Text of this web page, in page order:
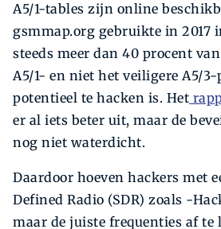
A5/1-tables zijn online
gsmmap.org gebruikte in 2017
steeds meer dan 40 procent
A5/1- en niet het veiligere A5/
potentieel te hacken is. Het
er al iets beter uit, maar de
nog niet waterdicht.
Daardoor hoeven hackers met
Defined Radio (SDR) zoals -
maar de juiste frequenties af te